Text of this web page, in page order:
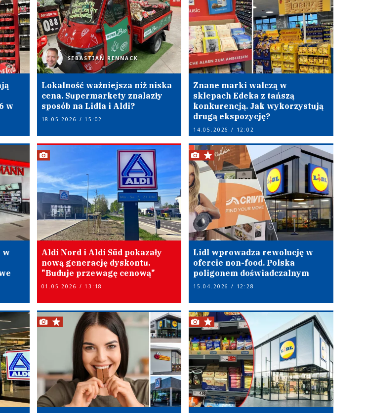
w
SEBASTIAN RENNACK
Lokalność ważniejsza niż niska
cena. Supermarkety znalazły
sposób na Lidla i Aldi?
18.05.2026 / 15:02
Znane marki walczą w
sklepach Edeka z tańszą
konkurencją. Jak wykorzystują
drugą ekspozycję?
14.05.2026 / 12:02
w
Aldi Nord i Aldi Süd pokazały
nową generację dyskontu.
"Buduje przewagę cenową"
01.05.2026 / 13:18
Lidl wprowadza rewolucję w
ofercie non-food. Polska
poligonem doświadczalnym
15.04.2026 / 12:28